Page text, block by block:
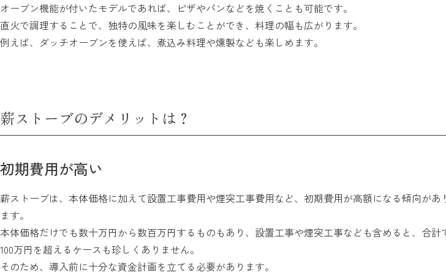
オーブン機能が付いたモデルであれば、ピザやパンなどを焼くことも可能です。
直火で調理することで、独特の風味を楽しむことができ、料理の幅も広がります。
例えば、ダッチオーブンを使えば、煮込み料理や燻製なども楽しめます。
薪ストーブのデメリットは？
初期費用が高い
薪ストーブは、本体価格に加えて設置工事費用や煙突工事費用など、初期費用が高額になる傾向があ
ます。
本体価格だけでも数十万円から数百万円するものもあり、設置工事や煙突工事なども含めると、合計
100万円を超えるケースも珍しくありません。
そのため、導入前に十分な資金計画を立てる必要があります。